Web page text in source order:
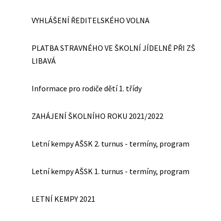
VYHLÁŠENÍ ŘEDITELSKÉHO VOLNA
PLATBA STRAVNÉHO VE ŠKOLNÍ JÍDELNĚ PŘI ZŠ
LIBAVÁ
Informace pro rodiče dětí 1. třídy
ZAHÁJENÍ ŠKOLNÍHO ROKU 2021/2022
Letní kempy AŠSK 2. turnus - termíny, program
Letní kempy AŠSK 1. turnus - termíny, program
LETNÍ KEMPY 2021